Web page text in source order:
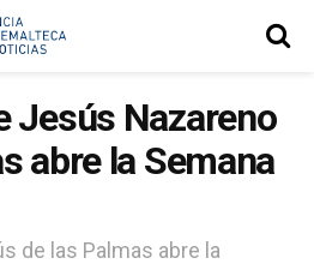
Jesús Nazareno
abre la Semana
de las Palmas abre la